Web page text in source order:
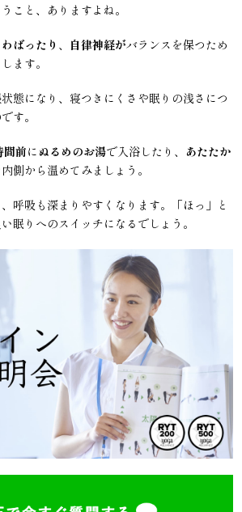
こと、ありますよね。
ばったり 、 自律神経がバランスを保つため
ます。
態になり、寝つきにくさや眠りの浅さにつ
す。
間前に ぬるめのお湯で入浴したり、 あたたか
側から温めてみましょう。
呼吸も深まりやすくなります。「ほっ」と
眠りへのスイッチになるでしょう。